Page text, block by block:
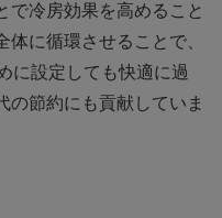
で冷房効果を高めること
に循環させることで、
に設定しても快適に過
の節約にも貢献していま